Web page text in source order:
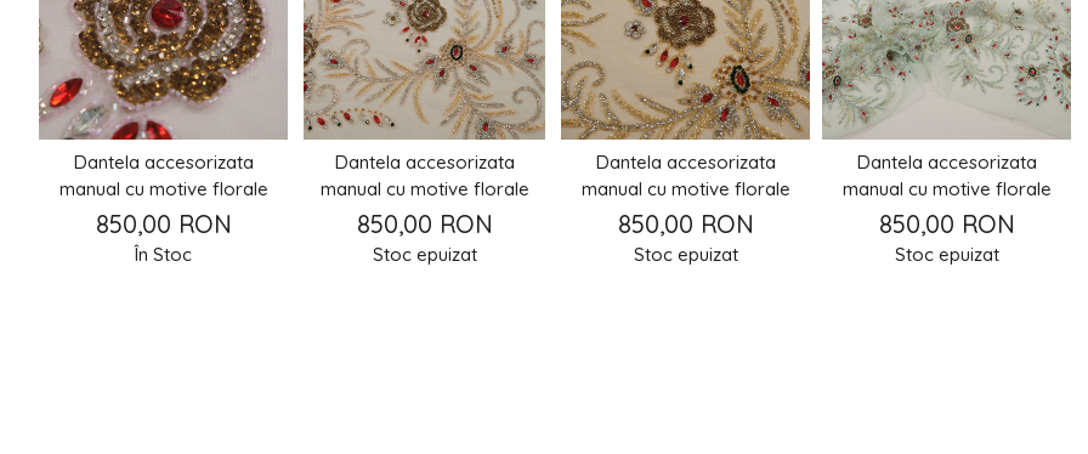
Dantela accesorizata
manual cu motive florale
850,00 RON
În Stoc
Dantela accesorizata
manual cu motive florale
850,00 RON
Stoc epuizat
Dantela accesorizata
manual cu motive florale
850,00 RON
Stoc epuizat
Dantela accesorizata
manual cu motive florale
850,00 RON
Stoc epuizat